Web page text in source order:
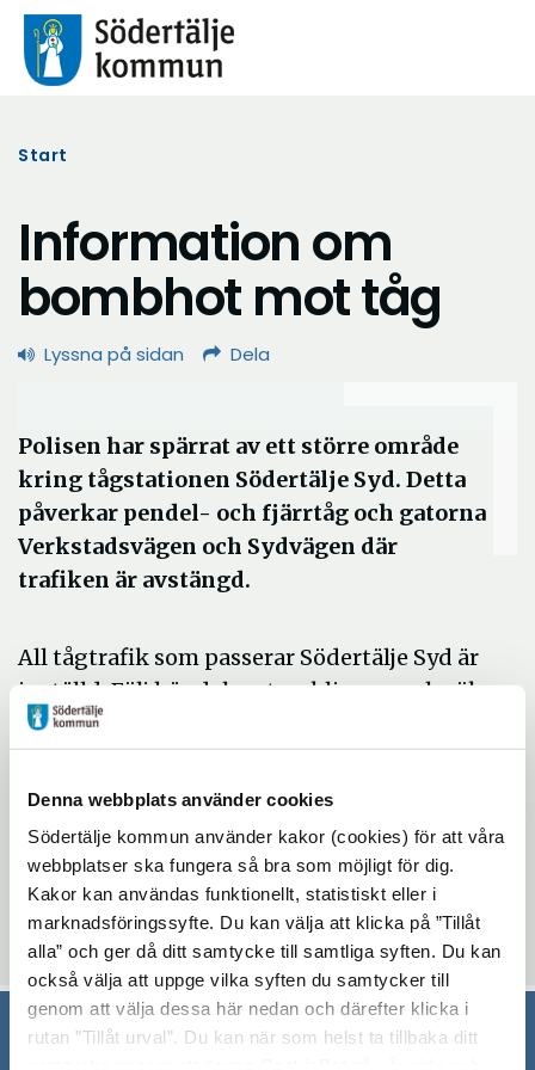
Denna webbplats använder cookies
Södertälje kommun använder kakor (cookies) för att våra
webbplatser ska fungera så bra som möjligt för dig.
Kakor kan användas funktionellt, statistiskt eller i
marknadsföringssyfte. Du kan välja att klicka på ”Tillåt
alla” och ger då ditt samtycke till samtliga syften. Du kan
också välja att uppge vilka syften du samtycker till
genom att välja dessa här nedan och därefter klicka i
rutan ”Tillåt urval”. Du kan när som helst ta tillbaka ditt
Start
Information om
bombhot mot tåg
Lyssna på sidan Dela
Polisen har spärrat av ett större område
kring tågstationen Södertälje Syd. Detta
påverkar pendel- och fjärrtåg och gatorna
Verkstadsvägen och Sydvägen där
trafiken är avstängd.
All tågtrafik som passerar Södertälje Syd är
inställd. Följ händelseutvecklingen och sök
information hos Trafikverket, SL och
Polisen.
TrafikverketÖppna
i
nytt
fönster
SLÖppna
i
nytt
fönster
PolisenÖppna
i
nytt
fönster
Uppdaterad: 2020-04-15